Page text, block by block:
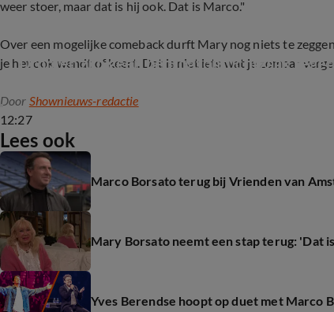
weer stoer, maar dat is hij ook. Dat is Marco."
Over een mogelijke comeback durft Mary nog niets te
je het ook wendt of keert. Dat is niet iets wat je zomaar
12:27
Dromen zijn geen bedrog: ontuchtzaak
Door Shownieuws-redactie
Lees ook
Marco Borsato terug bij Vrienden van
Mary Borsato neemt een stap terug: 'Dat
Yves Berendse hoopt op duet met Marco